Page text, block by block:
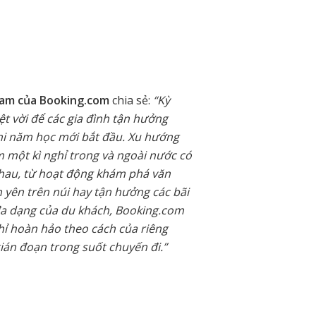
của Booking.com chia sẻ: “Kỳ
vời để các gia đình tận hưởng
năm học mới bắt đầu. Xu hướng
một kì nghỉ trong và ngoài nước có
từ hoạt động khám phá văn
trên núi hay tận hưởng các bãi
dạng của du khách, Booking.com
hoàn hảo theo cách của riêng
đoạn trong suốt chuyến đi.”